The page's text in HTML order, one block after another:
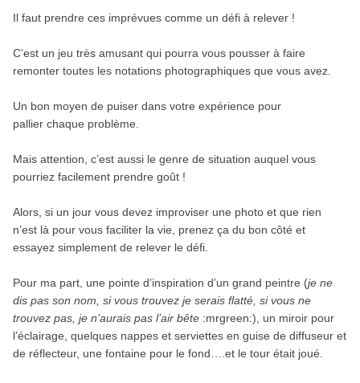
Il faut prendre ces imprévues comme un défi à relever !
C’est un jeu très amusant qui pourra vous pousser à faire
remonter toutes les notations photographiques que vous avez.
Un bon moyen de puiser dans votre expérience pour
pallier chaque problème.
Mais attention, c’est aussi le genre de situation auquel vous
pourriez facilement prendre goût !
Alors, si un jour vous devez improviser une photo et que rien
n’est là pour vous faciliter la vie, prenez ça du bon côté et
essayez simplement de relever le défi.
Pour ma part, une pointe d’inspiration d’un grand peintre (je ne
dis pas son nom, si vous trouvez je serais flatté, si vous ne
trouvez pas, je n’aurais pas l’air bête:mrgreen:), un miroir pour
l’éclairage, quelques nappes et serviettes en guise de diffuseur et
de réflecteur, une fontaine pour le fond….et le tour était joué.